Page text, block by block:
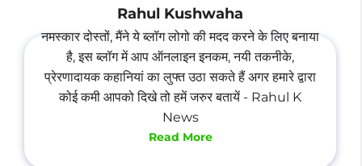
Rahul Kushwaha
नमस्कार दोस्तों, मैंने ये ब्लॉग लोगो की मदद करने के लिए बनाया
है, इस ब्लॉग में आप ऑनलाइन इनकम, नयी तकनीके,
प्रेरणादायक कहानियां का लुफ्त उठा सकते हैं अगर हमारे द्वारा
कोई कमी आपको दिखे तो हमें जरुर बतायें - Rahul K
News
Read More